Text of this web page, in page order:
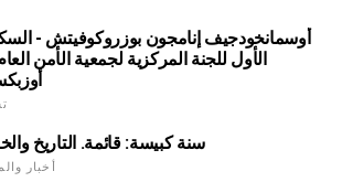
أوسمانخودجيف إنامجون بوزروكوفيتش -
الأول للجنة المركزية لجمعية الأمن
سنة كبيسة: قائمة. التاريخ
أخبار